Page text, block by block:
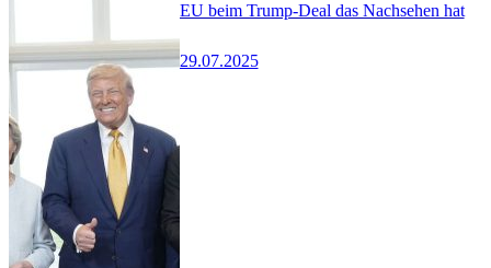
EU beim Trump-Deal das Nachsehen hat
29.07.2025